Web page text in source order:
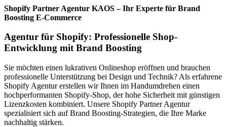
Shopify Partner Agentur KAOS – Ihr Experte für Brand
Boosting E-Commerce
Agentur für Shopify: Professionelle Shop-
Entwicklung mit Brand Boosting
Sie möchten einen lukrativen Onlineshop eröffnen und brauchen
professionelle Unterstützung bei Design und Technik? Als erfahrene
Shopify Agentur erstellen wir Ihnen im Handumdrehen einen
hochperformanten Shopify-Shop, der hohe Sicherheit mit günstigen
Lizenzkosten kombiniert. Unsere Shopify Partner Agentur
spezialisiert sich auf Brand Boosting-Strategien, die Ihre Marke
nachhaltig stärken.